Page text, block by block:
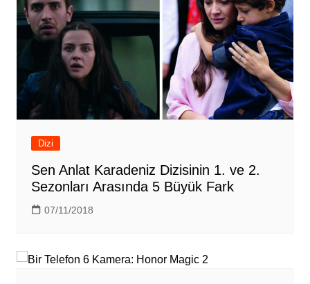
Dizi
Sen Anlat Karadeniz Dizisinin 1. ve 2.
Sezonları Arasında 5 Büyük Fark
07/11/2018